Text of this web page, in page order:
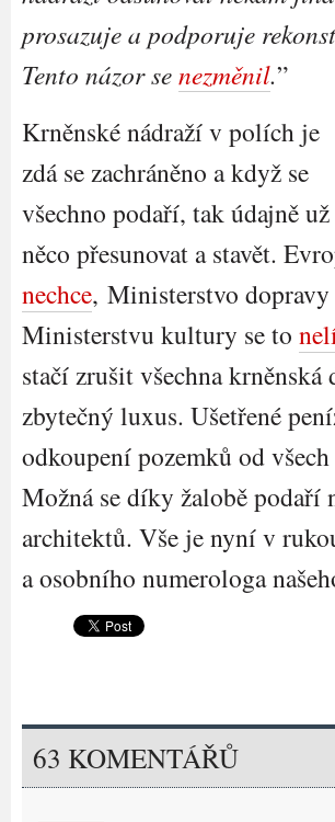
prosazuje a podporuje
Tento názor senezměnil.”
Krněnské nádraží v polích je
zdá se zachráněno a když se
všechno podaří, tak údajně
něco přesunovat a stavět.
nechce, Ministerstvo
Ministerstvu kultury se to
stačí zrušit všechna
zbytečný luxus. Ušetřené
odkoupení pozemků od
Možná se díky žalobě podaří
architektů. Vše je nyní v
a osobního numerologa
63 KOMENTÁŘŮ